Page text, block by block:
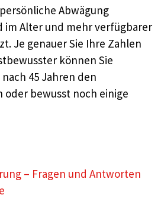
Abwägung
im Alter und mehr verfügbarer
Je genauer Sie Ihre Zahlen
können Sie
45 Jahren den
oder bewusst noch einige
– Fragen und Antworten